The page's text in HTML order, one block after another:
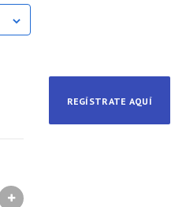
REGÍSTRATE AQUÍ